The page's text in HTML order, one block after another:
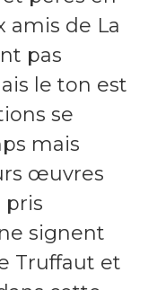
amis de La
pas
le ton est
se
mais
œuvres
pris
signent
Truffaut et